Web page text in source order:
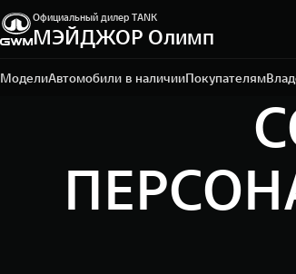
Официальный дилер TANK
МЭЙДЖОР Олимп
МоделиАвтомобили в наличииПокупателям
Санкт-Петербург, ул. Исполкомская, д.
+7 (812) 565-64-29